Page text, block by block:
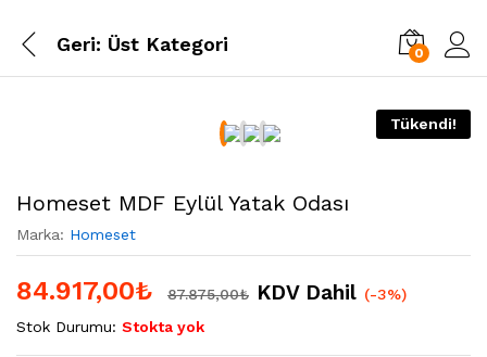
Geri: Üst Kategori 0
Tükendi!
Homeset MDF Eylül Yatak Odası
Marka: Homeset
84.917,00₺ 87.875,00₺ KDV Dahil (-3%)
Stok Durumu: Stokta yok